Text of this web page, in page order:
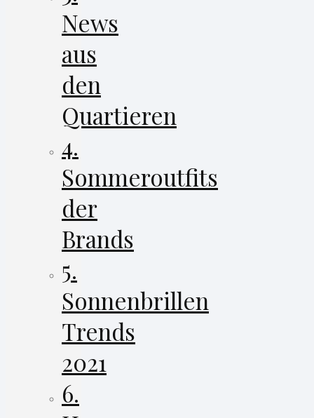
News
aus
den
Quartieren
4.
Sommeroutfits
der
Brands
5.
Sonnenbrillen
Trends
2021
6.